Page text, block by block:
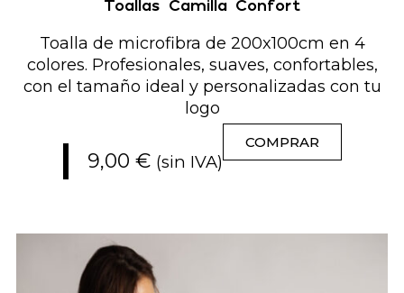
Toallas Camilla Confort
Toalla de microfibra de 200x100cm en 4
colores. Profesionales, suaves, confortables,
con el tamaño ideal y personalizadas con tu
logo
9,00 € (sin IVA)
COMPRAR